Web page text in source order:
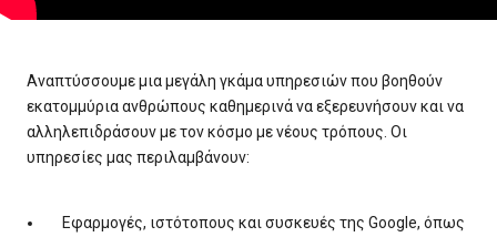
Αναπτύσσουμε μια μεγάλη γκάμα υπηρεσιών που βοηθούν
εκατομμύρια ανθρώπους καθημερινά να εξερευνήσουν και να
αλληλεπιδράσουν με τον κόσμο με νέους τρόπους. Οι
υπηρεσίες μας περιλαμβάνουν:
Εφαρμογές, ιστότοπους και συσκευές της Google, όπως